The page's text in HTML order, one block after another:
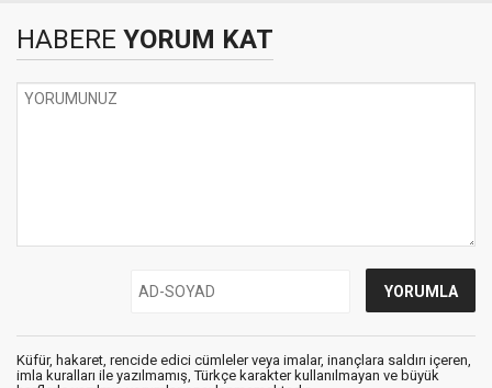
HABERE YORUM KAT
Küfür, hakaret, rencide edici cümleler veya imalar, inançlara saldırı içeren,
imla kuralları ile yazılmamış, Türkçe karakter kullanılmayan ve büyük